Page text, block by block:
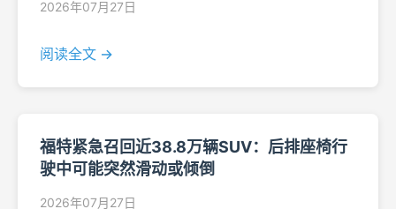
2026年07月27日
阅读全文 →
福特紧急召回近38.8万辆SUV：后排座椅行
驶中可能突然滑动或倾倒
2026年07月27日